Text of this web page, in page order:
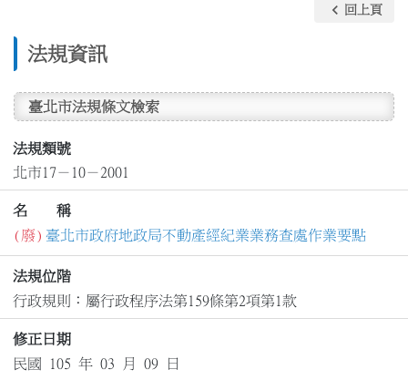
法規資訊
keyboard_arrow_left 回上頁
臺北市法規條文檢索
法規類號
北市17－10－2001
名 稱
(廢) 臺北市政府地政局不動產經紀業業務查處作業要點
法規位階
行政規則：屬行政程序法第159條第2項第1款
修正日期
民國 105 年 03 月 09 日